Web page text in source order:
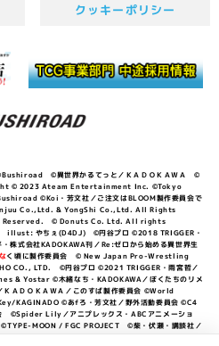
クッキーポリシー
©異世界かるてっと／ＫＡＤＯＫＡＷＡ ©
© 2023 Ateam Entertainment Inc. ©Tokyo
©Koi・芳文社／ご注文はBLOOM製作委員会で
Co.,Ltd. & YongShi Co.,Ltd. All Rights
Reserved. © Donuts Co. Ltd. All rights
やちぇ(D4DJ) ©円谷プロ ©2018 TRIGGER・
株式会社KADOKAWA刊／Re:ゼロから始める異世界生
なく頃に製作委員会 © New Japan Pro-Wrestling
LTD. ©円谷プロ ©2021 TRIGGER・雨宮哲／
& Yostar ©木緒なち・KADOKAWA／ぼくたちのリメ
ＡＤＯＫＡＷＡ／このすば製作委員会 ©World
KAGINADO ©あfろ・芳文社／野外活動委員会 ©C4
©Spider Lily／アニプレックス・ABCアニメーショ
MOON / FGC PROJECT ©柴・伏瀬・講談社／